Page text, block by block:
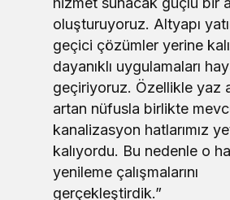
oluşturuyoruz. Altyapı
geçici çözümler yerine
dayanıklı uygulamaları
geçiriyoruz. Özellikle yaz
artan nüfusla birlikte
kanalizasyon hatlarımız
kalıyordu. Bu nedenle o
yenileme çalışmalarını
gerçekleştirdik.”